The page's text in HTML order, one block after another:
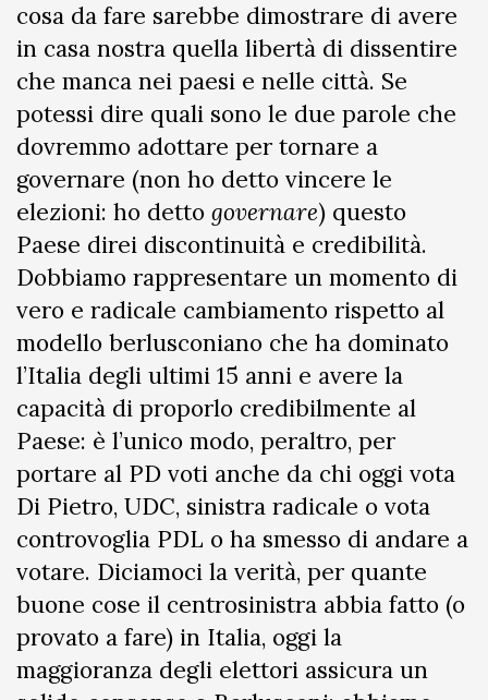
cosa da fare sarebbe dimostrare di avere
in casa nostra quella libertà di dissentire
che manca nei paesi e nelle città. Se
potessi dire quali sono le due parole che
dovremmo adottare per tornare a
governare (non ho detto vincere le
elezioni: ho detto governare) questo
Paese direi discontinuità e credibilità.
Dobbiamo rappresentare un momento di
vero e radicale cambiamento rispetto al
modello berlusconiano che ha dominato
l’Italia degli ultimi 15 anni e avere la
capacità di proporlo credibilmente al
Paese: è l’unico modo, peraltro, per
portare al PD voti anche da chi oggi vota
Di Pietro, UDC, sinistra radicale o vota
controvoglia PDL o ha smesso di andare a
votare. Diciamoci la verità, per quante
buone cose il centrosinistra abbia fatto (o
provato a fare) in Italia, oggi la
maggioranza degli elettori assicura un